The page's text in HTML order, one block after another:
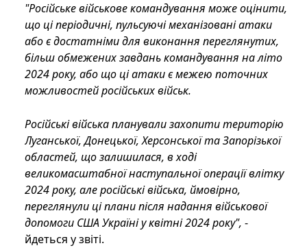
"Російське військове командування може оцінити,
що ці періодичні, пульсуючі механізовані атаки
або є достатніми для виконання переглянутих,
більш обмежених завдань командування на літо
2024 року, або що ці атаки є межею поточних
можливостей російських військ.
Російські війська планували захопити територію
Луганської, Донецької, Херсонської та Запорізької
областей, що залишилася, в ході
великомасштабної наступальної операції влітку
2024 року, але російські війська, ймовірно,
переглянули ці плани після надання військової
допомоги США Україні у квітні 2024 року", -
йдеться у звіті.